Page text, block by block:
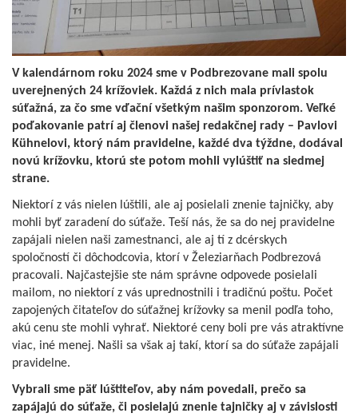
V kalendárnom roku 2024 sme v Podbrezovane mali spolu
uverejnených 24 krížoviek. Každá z nich mala prívlastok
súťažná, za čo sme vďační všetkým našim sponzorom. Veľké
poďakovanie patrí aj členovi našej redakčnej rady – Pavlovi
Kühnelovi, ktorý nám pravidelne, každé dva týždne, dodával
novú krížovku, ktorú ste potom mohli vylúštiť na siedmej
strane.
Niektorí z vás nielen lúštili, ale aj posielali znenie tajničky, aby
mohli byť zaradení do súťaže. Teší nás, že sa do nej pravidelne
zapájali nielen naši zamestnanci, ale aj tí z dcérskych
spoločností či dôchodcovia, ktorí v Železiarňach Podbrezová
pracovali. Najčastejšie ste nám správne odpovede posielali
mailom, no niektorí z vás uprednostnili i tradičnú poštu. Počet
zapojených čitateľov do súťažnej krížovky sa menil podľa toho,
akú cenu ste mohli vyhrať. Niektoré ceny boli pre vás atraktívne
viac, iné menej. Našli sa však aj takí, ktorí sa do súťaže zapájali
pravidelne.
Vybrali sme päť lúštiteľov, aby nám povedali, prečo sa
zapájajú do súťaže, či posielajú znenie tajničky aj v závislosti